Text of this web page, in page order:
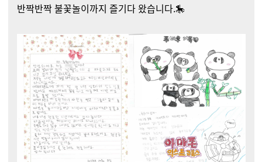
반짝반짝 불꽃놀이까지 즐기다 왔습니다.🎠